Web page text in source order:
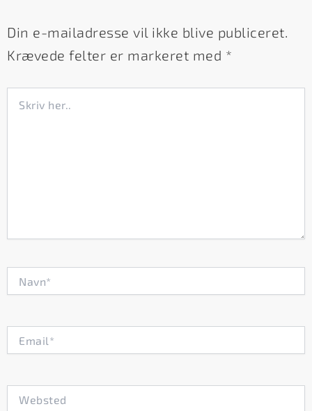
Din e-mailadresse vil ikke blive publiceret.
Krævede felter er markeret med *
her..